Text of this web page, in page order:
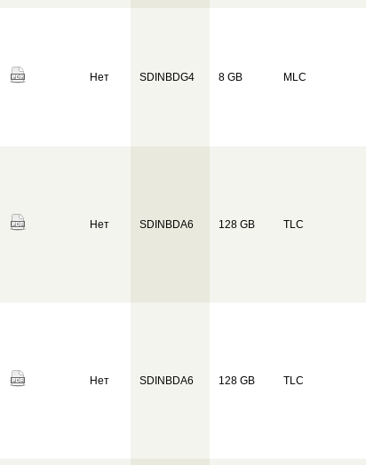
Нет SDINBDG4 8 GB MLC
Нет SDINBDA6 128 GB TLC
Нет SDINBDA6 128 GB TLC